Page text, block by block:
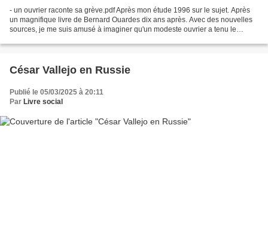
- un ouvrier raconte sa grève.pdf Après mon étude 1996 sur le sujet. Après
un magnifique livre de Bernard Ouardes dix ans après. Avec des nouvelles
sources, je me suis amusé à imaginer qu'un modeste ouvrier a tenu le
César Vallejo en Russie
Publié le 05/03/2025 à 20:11
Par Livre social